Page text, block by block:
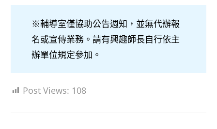
※輔導室僅協助公告週知，並無代辦報
名或宣傳業務。請有興趣師長自行依主
辦單位規定參加。
Post Views: 108